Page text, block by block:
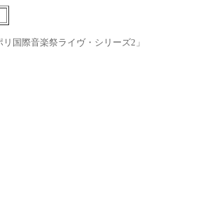
国際音楽祭ライヴ・シリーズ2」